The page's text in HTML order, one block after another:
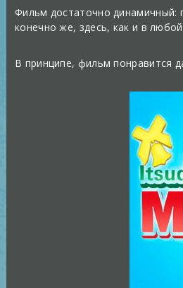
Фильм достаточно динамичный:
конечно же, здесь, как и в
В принципе, фильм понравится